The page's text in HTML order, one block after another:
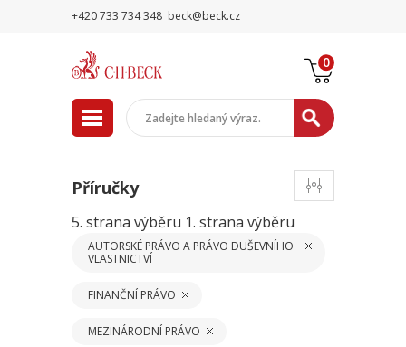
+420 733 734 348 beck@beck.cz
0
Příručky
5. strana výběru 1. strana výběru
AUTORSKÉ PRÁVO A PRÁVO DUŠEVNÍHO
VLASTNICTVÍ
FINANČNÍ PRÁVO
MEZINÁRODNÍ PRÁVO